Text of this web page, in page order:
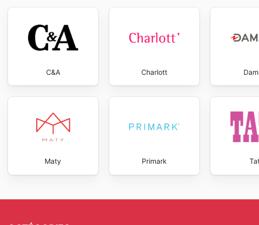
C&A Charlott
Maty Primark